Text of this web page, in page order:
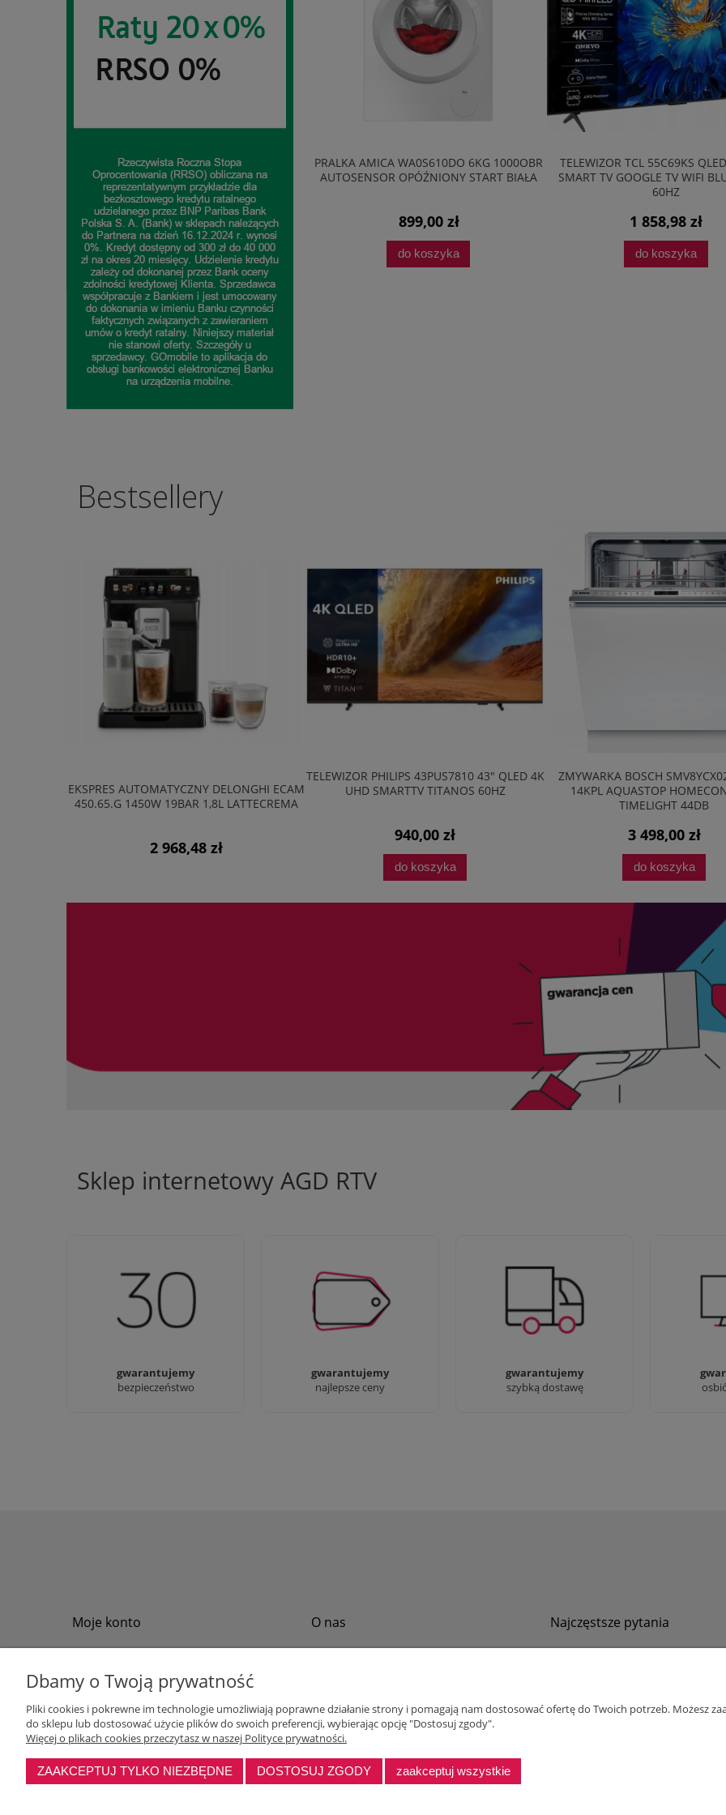
PRALKA AMICA WA0S610DO 6KG 1000OBR
AUTOSENSOR OPÓŹNIONY START BIAŁA
899,00 zł
do koszyka
TELEWIZOR TCL 55C69KS QLED 4K UHD
SMART TV GOOGLE TV WIFI BLUETOOTH
1 858,98 zł
do koszyka
LODÓWKA AMICA
181CM SLIMSIZE RETRO LED
2 198,99 zł
do koszyka
Bestsellery
ECAM
TELEWIZOR PHILIPS 43PUS7810 43" QLED 4K
UHD SMARTTV TITANOS 60HZ
ZMYWARKA BOSCH SMV8YCX02E 60CM
14KPL AQUASTOP HOMECONNECT
3 498,00 zł
do koszyka
ODKURZACZ BEZWORKOWY
ECO VM3041
254,95 zł
do koszyka
Sklep internetowy AGD RTV
gwarantujemy
bezpieczeństwo
Jesteśmy firmą z 30-letnim
doświadczeniem
gwarantujemy
najlepsze ceny
Ciężko pracujemy aby zapewnić
najlepsze oferty
gwarantujemy
szybką dostawę
90% dostaw następnego dnia,
bez dopłat!
Jesteśmy
przyjść i
Moje konto
Przechowalnia
Ustawienia konta
O nas
Polityka prywatności
Program lojalnościowy dla firm
Najczęstsze pytania
Dbamy o Twoją prywatność
Pliki cookies i pokrewne im technologie umożliwiają poprawne działanie strony i pomagają nam dostosować ofertę do Twoich potrzeb. Możesz
do sklepu lub dostosować użycie plików do swoich preferencji, wybierając opcję "Dostosuj zgody".
Więcej o plikach cookies przeczytasz w naszej Polityce prywatności.
ZAAKCEPTUJ TYLKO NIEZBĘDNE DOSTOSUJ ZGODY zaakceptuj wszystkie